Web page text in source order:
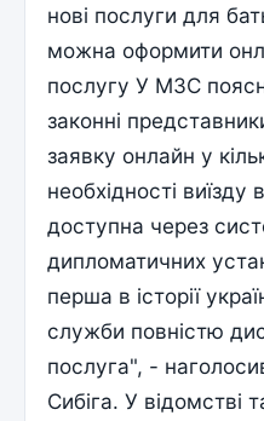
нові послуги для
можна оформити
послугу У МЗС
законні
заявку онлайн у
необхідності виїзду
доступна через
дипломатичних
перша в історії
служби повністю
послуга", -
Сибіга. У відомстві